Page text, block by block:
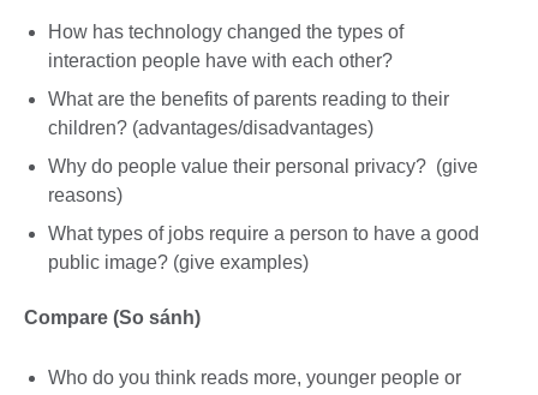
How has technology changed the types of
interaction people have with each other?
What are the benefits of parents reading to their
children? (advantages/disadvantages)
Why do people value their personal privacy? (give
reasons)
What types of jobs require a person to have a good
public image? (give examples)
Compare (So sánh)
Who do you think reads more, younger people or